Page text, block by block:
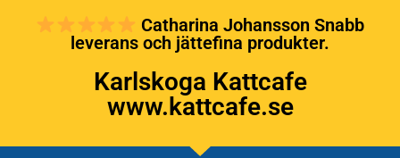
Catharina Johansson Snabb
leverans och jättefina produkter.
Karlskoga Kattcafe
www.kattcafe.se